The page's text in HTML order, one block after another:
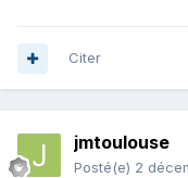
Citer
jmtoulouse
Posté(e) 2